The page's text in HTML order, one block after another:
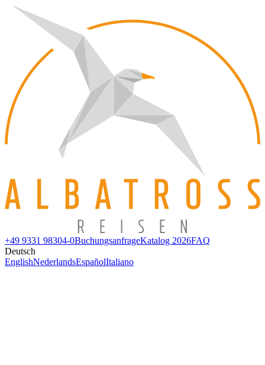
+49 9331 98304-0BuchungsanfrageKatalog 2026FAQ
Deutsch
EnglishNederlandsEspañolItaliano